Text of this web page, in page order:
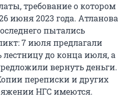
требование о котором
июня 2023 года. Атланова
пытались
7 июля предлагали
лестницу до конца июля, а
вернуть деньги.
переписки и других
НГС имеются.